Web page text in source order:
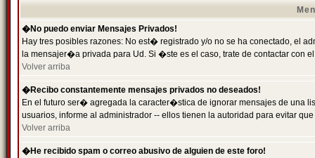
�No puedo enviar Mensajes Privados!
Hay tres posibles razones: No est� registrado y/o no se ha conectado, el
la mensajer�a privada para Ud. Si �ste es el caso, trate de contactar con
Volver arriba
�Recibo constantemente mensajes privados no deseados!
En el futuro ser� agregada la caracter�stica de ignorar mensajes de una
usuarios, informe al administrador -- ellos tienen la autoridad para evitar
Volver arriba
�He recibido spam o correo abusivo de alguien de este foro!